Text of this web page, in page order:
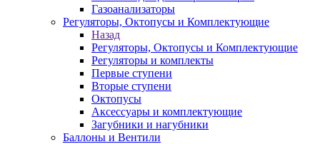
Газоанализаторы
Регуляторы, Октопусы и Комплектующие
Назад
Регуляторы, Октопусы и Комплектующие
Регуляторы и комплекты
Первые ступени
Вторые ступени
Октопусы
Аксессуары и комплектующие
Загубники и нагубники
Баллоны и Вентили